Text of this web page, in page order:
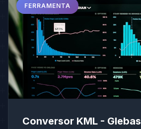
FERRAMENTA
Conversor KML - Glebas